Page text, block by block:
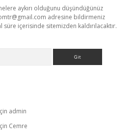
aykırı olduğunu düşündüğünüz
adresine bildirmeniz
içerisinde sitemizden kaldırılacaktır.
admin
Cemre